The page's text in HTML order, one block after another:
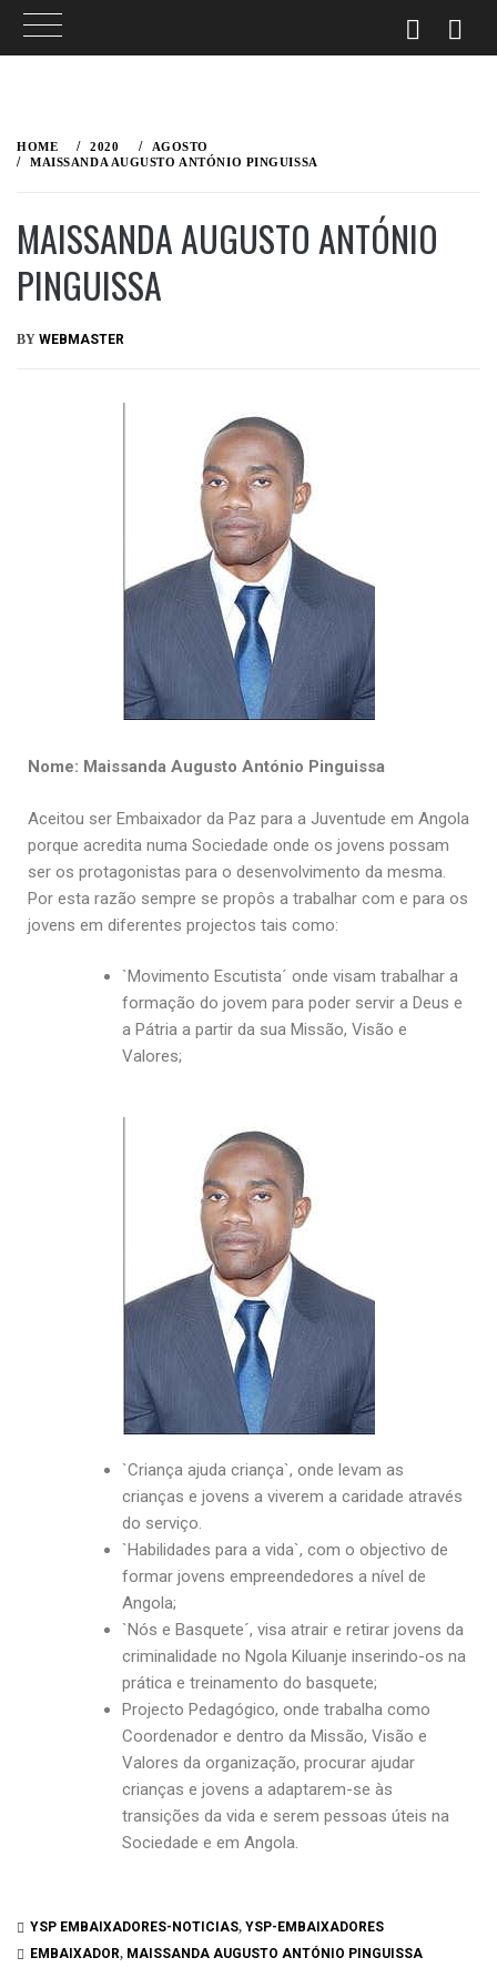
HOME 2020
AGOSTO
MAISSANDA AUGUSTO ANTÓNIO PINGUISSA
MAISSANDA AUGUSTO ANTÓNIO
PINGUISSA
PUBLISHED
BY WEBMASTER
Nome: Maissanda Augusto António Pinguissa
Aceitou ser Embaixador da Paz para a Juventude em Angola
porque acredita numa Sociedade onde os jovens possam
ser os protagonistas para o desenvolvimento da mesma.
Por esta razão sempre se propôs a trabalhar com e para os
jovens em diferentes projectos tais como:
`Movimento Escutista´ onde visam trabalhar a
formação do jovem para poder servir a Deus e
a Pátria a partir da sua Missão, Visão e
Valores;
`Criança ajuda criança`, onde levam as
crianças e jovens a viverem a caridade através
do serviço.
`Habilidades para a vida`, com o objectivo de
formar jovens empreendedores a nível de
Angola;
`Nós e Basquete´, visa atrair e retirar jovens da
criminalidade no Ngola Kiluanje inserindo-os na
prática e treinamento do basquete;
Projecto Pedagógico, onde trabalha como
Coordenador e dentro da Missão, Visão e
Valores da organização, procurar ajudar
crianças e jovens a adaptarem-se às
transições da vida e serem pessoas úteis na
Sociedade e em Angola.
YSP EMBAIXADORES-NOTICIAS, YSP-EMBAIXADORES
EMBAIXADOR, MAISSANDA AUGUSTO ANTÓNIO PINGUISSA